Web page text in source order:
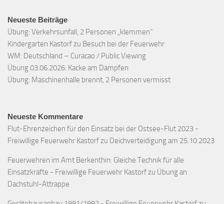
Neueste Beiträge
Übung: Verkehrsunfall, 2 Personen „klemmen“
Kindergarten Kastorf zu Besuch bei der Feuerwehr
WM: Deutschland – Curacao / Public Viewing
Übung 03.06.2026: Kacke am Dampfen
Übung: Maschinenhalle brennt, 2 Personen vermisst
Neueste Kommentare
Flut-Ehrenzeichen für den Einsatz bei der Ostsee-Flut 2023 -
Freiwillige Feuerwehr Kastorfzu Deichverteidigung am 25.10.2023
Feuerwehren im Amt Berkenthin: Gleiche Technik für alle
Einsatzkräfte - Freiwillige Feuerwehr Kastorfzu Übung an
Dachstuhl-Attrappe